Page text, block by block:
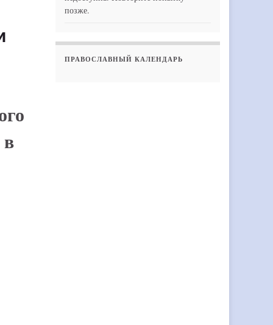
позже.
ПРАВОСЛАВНЫЙ КАЛЕНДАРЬ